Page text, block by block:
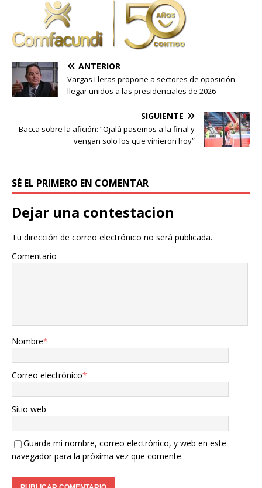
ANTERIOR
Vargas Lleras propone a sectores de oposición
llegar unidos a las presidenciales de 2026
SIGUIENTE
Bacca sobre la afición: “Ojalá pasemos a la final y
vengan solo los que vinieron hoy”
SÉ EL PRIMERO EN COMENTAR
Dejar una contestacion
Tu dirección de correo electrónico no será publicada.
Comentario
Nombre*
Correo electrónico*
Sitio web
Guarda mi nombre, correo electrónico, y web en este
navegador para la próxima vez que comente.